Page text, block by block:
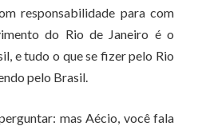
responsabilidade para com
do Rio de Janeiro é o
e tudo o que se fizer pelo Rio
pelo Brasil.
mas Aécio, você fala